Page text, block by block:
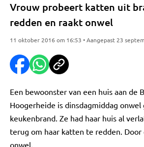
Vrouw probeert katten uit
redden en raakt onwel
11 oktober 2016 om 16:53 • Aangepast 23
Een bewoonster van een huis aan de
Hoogerheide is dinsdagmiddag
keukenbrand. Ze had haar huis al
terug om haar katten te redden. Door
onwel.